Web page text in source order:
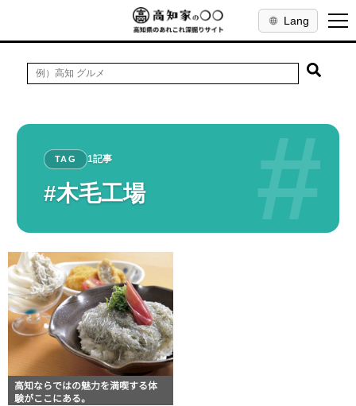
Lang
#
TAG 1記事
#木毛工場
高知ならではの魅力を満喫する体
験がここにある。